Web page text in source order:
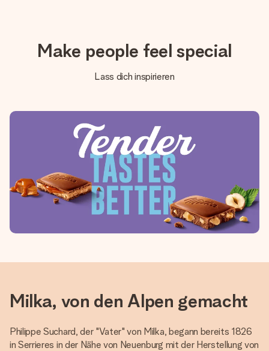
Make people feel special
Lass dich inspirieren
Milka, von den Alpen gemacht
Philippe Suchard, der "Vater" von Milka, begann bereits 1826
in Serrieres in der Nähe von Neuenburg mit der Herstellung von